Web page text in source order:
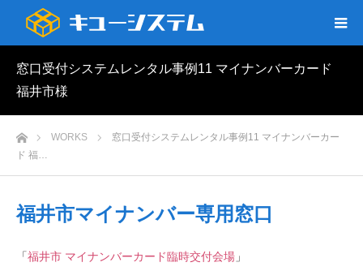
窓口受付システムレンタル事例11 マイナンバーカード
福井市様
ホームWORKS
窓口受付システムレンタル事例11 マイナンバーカー
ド 福…
福井市マイナンバー専用窓口
「福井市 マイナンバーカード臨時交付会場 」